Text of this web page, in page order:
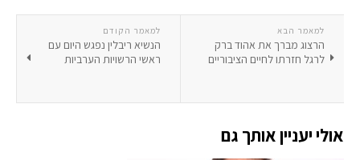
למאמר הקודם
הנשיא ריבלין נפגש היום עם
ראשי הרשויות הערביות
למאמר הבא
הרצוג מברך את אהוד ברק
לרגל חזרתו לחיים הציבוריים
אולי יעניין אותך גם